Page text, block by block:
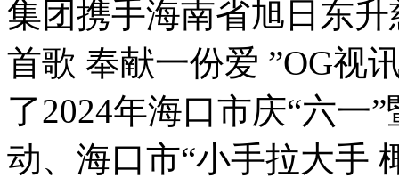
集团携手海南省旭日东
首歌 奉献一份爱 ”OG视
了2024年海口市庆“六一
动、海口市“小手拉大手